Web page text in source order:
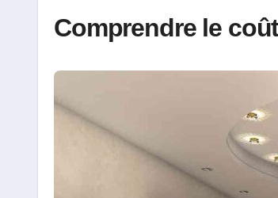
Comprendre le